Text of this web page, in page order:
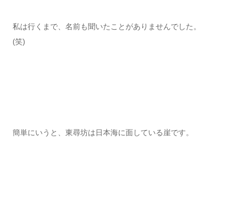
私は行くまで、名前も聞いたことがありませんでした。
(笑)
簡単にいうと、東尋坊は日本海に面している崖です。